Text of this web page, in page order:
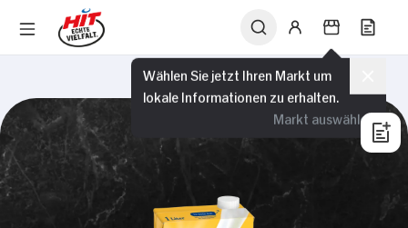
Wählen Sie jetzt Ihren Markt um
lokale Informationen zu erhalten.
Markt auswählen